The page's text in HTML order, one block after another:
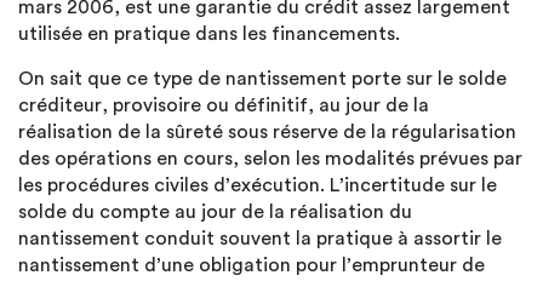
mars 2006, est une garantie du crédit assez largement
utilisée en pratique dans les financements.
On sait que ce type de nantissement porte sur le solde
créditeur, provisoire ou définitif, au jour de la
réalisation de la sûreté sous réserve de la régularisation
des opérations en cours, selon les modalités prévues par
les procédures civiles d’exécution. L’incertitude sur le
solde du compte au jour de la réalisation du
nantissement conduit souvent la pratique à assortir le
nantissement d’une obligation pour l’emprunteur de